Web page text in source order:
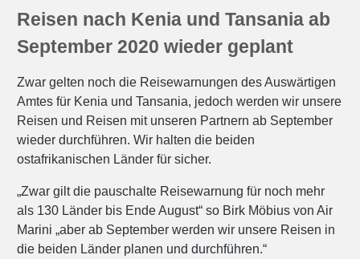
Reisen nach Kenia und Tansania ab
September 2020 wieder geplant
Zwar gelten noch die Reisewarnungen des Auswärtigen
Amtes für Kenia und Tansania, jedoch werden wir unsere
Reisen und Reisen mit unseren Partnern ab September
wieder durchführen. Wir halten die beiden
ostafrikanischen Länder für sicher.
„Zwar gilt die pauschalte Reisewarnung für noch mehr
als 130 Länder bis Ende August“ so Birk Möbius von Air
Marini „aber ab September werden wir unsere Reisen in
die beiden Länder planen und durchführen.“